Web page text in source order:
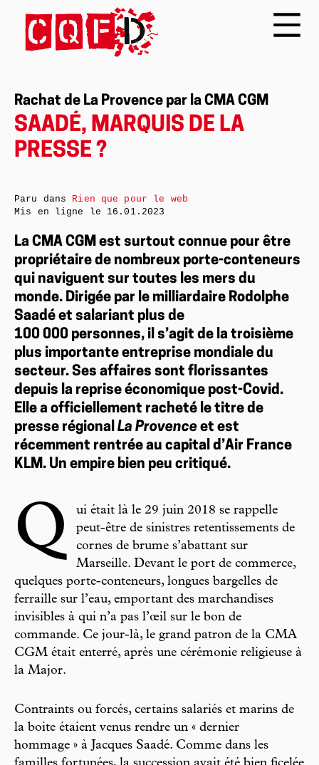
Rachat de La Provence par la CMA CGM
SAADÉ, MARQUIS DE LA
PRESSE ?
La CMA CGM est surtout connue pour être
propriétaire de nombreux porte-conteneurs
qui naviguent sur toutes les mers du
monde. Dirigée par le milliardaire Rodolphe
Saadé et salariant plus de
100 000 personnes, il s’agit de la troisième
plus importante entreprise mondiale du
secteur. Ses affaires sont florissantes
depuis la reprise économique post-Covid.
Elle a officiellement racheté le titre de
presse régional La Provence et est
récemment rentrée au capital d’Air France
KLM. Un empire bien peu critiqué.
Q
ui était là le 29 juin 2018 se rappelle
peut-être de sinistres retentissements de
cornes de brume s’abattant sur
Marseille. Devant le port de commerce,
quelques porte-conteneurs, longues bargelles de
ferraille sur l’eau, emportant des marchandises
invisibles à qui n’a pas l’œil sur le bon de
commande. Ce jour-là, le grand patron de la CMA
CGM était enterré, après une cérémonie religieuse à
la Major.
Contraints ou forcés, certains salariés et marins de
la boite étaient venus rendre un « dernier
hommage » à Jacques Saadé. Comme dans les
Paru dans Rien que pour le web
Mis en ligne le 16.01.2023